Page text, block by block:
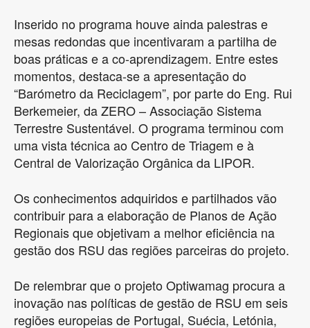
Inserido no programa houve ainda palestras e
mesas redondas que incentivaram a partilha de
boas práticas e a co-aprendizagem. Entre estes
momentos, destaca-se a apresentação do
“Barómetro da Reciclagem”, por parte do Eng. Rui
Berkemeier, da ZERO – Associação Sistema
Terrestre Sustentável. O programa terminou com
uma vista técnica ao Centro de Triagem e à
Central de Valorização Orgânica da LIPOR.
Os conhecimentos adquiridos e partilhados vão
contribuir para a elaboração de Planos de Ação
Regionais que objetivam a melhor eficiência na
gestão dos RSU das regiões parceiras do projeto.
De relembrar que o projeto Optiwamag procura a
inovação nas políticas de gestão de RSU em seis
regiões europeias de Portugal, Suécia, Letónia,